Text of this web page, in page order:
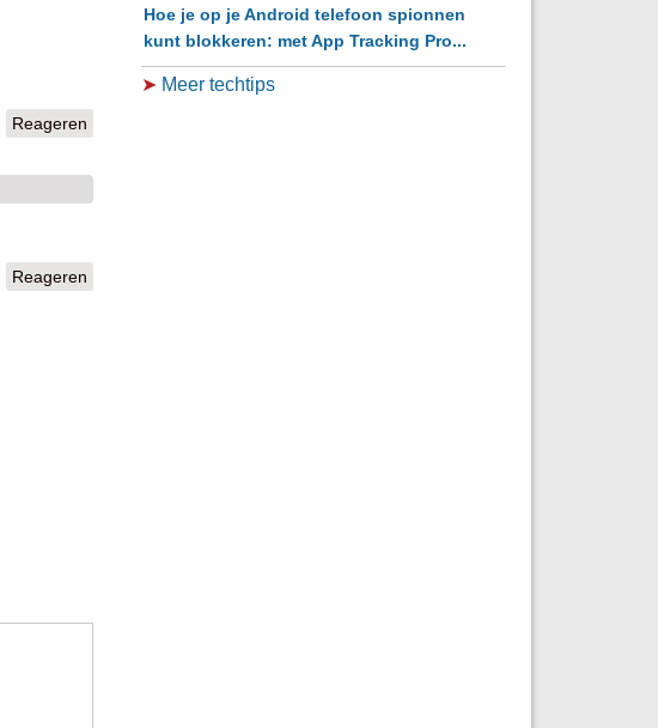
Reageren
Reageren
Hoe je op je Android telefoon spionnen
kunt blokkeren: met App Tracking Pro...
➤ Meer techtips